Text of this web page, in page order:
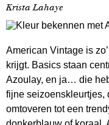
Krista Lahaye
American Vintage is
krijgt. Basics staan
Azoulay, en ja… die
fijne seizoenskleurtjes,
omtoveren tot een